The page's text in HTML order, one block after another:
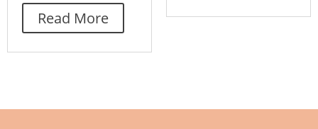
Read More